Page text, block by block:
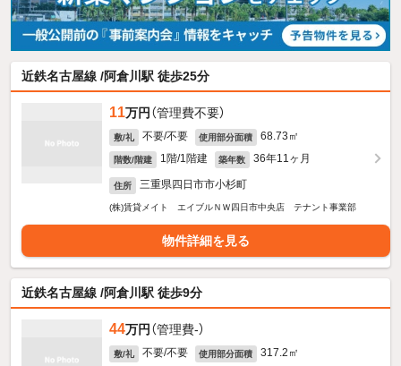
近鉄名古屋線 /阿倉川駅 徒歩25分
11万円 （管理費不要）
敷/礼 不要/不要 使用部分面積 68.73㎡
階数/階建 1階/1階建 築年数 36年11ヶ月
住所 三重県四日市市小杉町
(株)賃貸メイト エイブルＮＷ四日市中央店 テナント事業部
物件詳細を見る
近鉄名古屋線 /阿倉川駅 徒歩9分
44万円 （管理費-）
敷/礼 不要/不要 使用部分面積 317.2㎡